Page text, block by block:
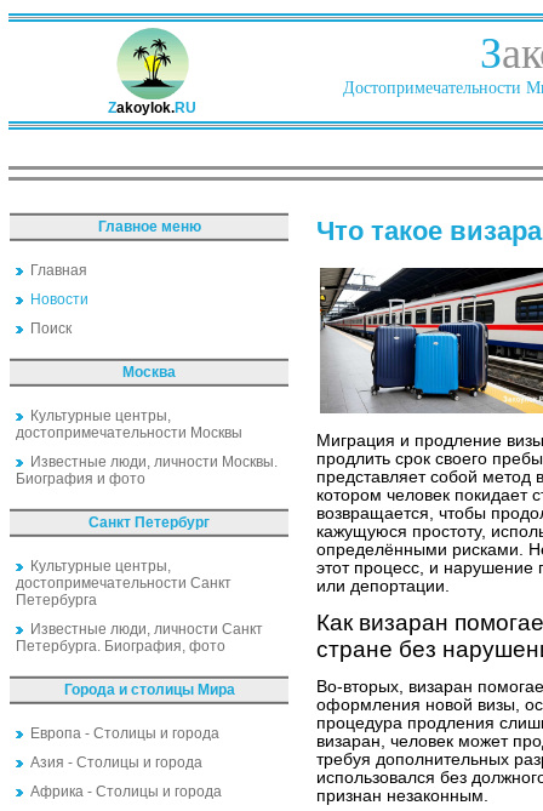
Zakoylok.RU
З
Достопримечательности
Главное меню
Главная
Новости
Поиск
Москва
Культурные центры,
достопримечательности Москвы
Известные люди, личности Москвы.
Биография и фото
Санкт Петербург
Культурные центры,
достопримечательности Санкт
Петербурга
Известные люди, личности Санкт
Петербурга. Биография, фото
Города и столицы Мира
Европа - Столицы и города
Азия - Столицы и города
Африка - Столицы и города
Что такое
Миграция и продление
продлить срок своего
представляет собой метод
котором человек покидает
возвращается, чтобы
кажущуюся простоту,
определёнными рисками.
этот процесс, и нарушение
или депортации.
Как визаран
стране без
Во-вторых, визаран
оформления новой визы,
процедура продления
визаран, человек может
требуя дополнительных
использовался без
признан незаконным.